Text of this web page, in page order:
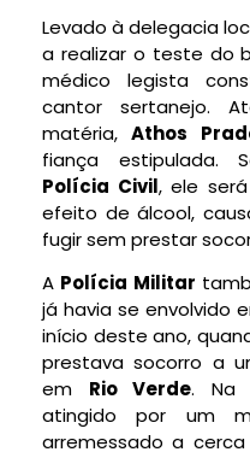
Levado à delegacia
a realizar o teste do
médico legista
cantor sertanejo.
matéria,Athos
fiança estipulada.
Polícia Civil, ele
efeito de álcool,
fugir sem prestar
A Polícia Militar
já havia se envolvido
início deste ano,
prestava socorro a
em Rio Verde. Na
atingido por um
arremessado a